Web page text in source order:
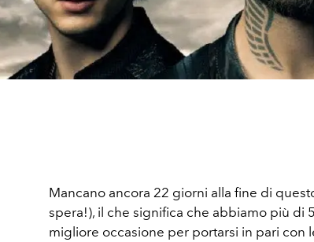
Mancano ancora 22 giorni alla fine di
spera!), il che significa che abbiamo più di
migliore occasione per portarsi in pari con